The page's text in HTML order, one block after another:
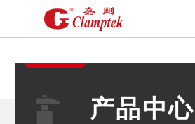
产品中心